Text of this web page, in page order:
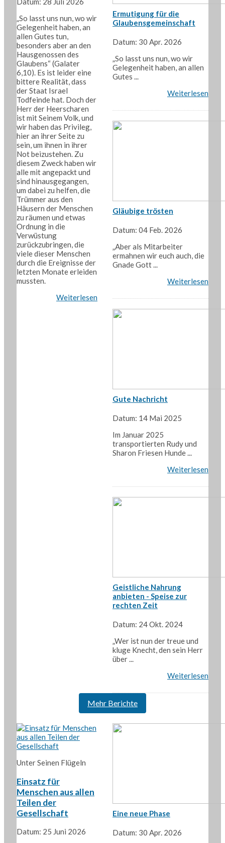
„So lasst uns nun, wo wir
Gelegenheit haben, an
allen Gutes tun,
besonders aber an den
Hausgenossen des
Glaubens“ (Galater
6,10). Es ist leider eine
bittere Realität, dass
der Staat Israel
Todfeinde hat. Doch der
Herr der Heerscharen
ist mit Seinem Volk, und
wir haben das Privileg,
hier an ihrer Seite zu
sein, um ihnen in ihrer
Not beizustehen. Zu
diesem Zweck haben wir
alle mit angepackt und
sind hinausgegangen,
um dabei zu helfen, die
Trümmer aus den
Häusern der Menschen
zu räumen und etwas
Ordnung in die
Verwüstung
zurückzubringen, die
viele dieser Menschen
durch die Ereignisse der
letzten Monate erleiden
mussten.
Weiterlesen
Ermutigung für die
Glaubensgemeinschaft
Datum: 30 Apr. 2026
„So lasst uns nun, wo wir
Gelegenheit haben, an allen
Gutes ...
Weiterlesen
Gläubige trösten
Datum: 04 Feb. 2026
„Aber als Mitarbeiter
ermahnen wir euch auch, die
Gnade Gott ...
Weiterlesen
Gute Nachricht
Datum: 14 Mai 2025
Im Januar 2025
transportierten Rudy und
Sharon Friesen Hunde ...
Weiterlesen
Geistliche Nahrung
anbieten - Speise zur
rechten Zeit
Datum: 24 Okt. 2024
„Wer ist nun der treue und
kluge Knecht, den sein Herr
über ...
Weiterlesen
Mehr Berichte
Unter Seinen Flügeln
Einsatz für
Menschen aus allen
Teilen der
Gesellschaft
Datum: 25 Juni 2026
Eine neue Phase
Datum: 30 Apr. 2026